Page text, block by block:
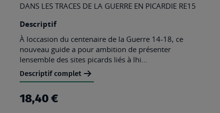
the
beginning
of
the
gallery
DANS LES TRACES DE LA GUERRE EN PICARDIE RE15
Descriptif
À loccasion du centenaire de la Guerre 14-18, ce
nouveau guide a pour ambition de présenter
lensemble des sites picards liés à lhi...
Descriptif complet
18,40 €